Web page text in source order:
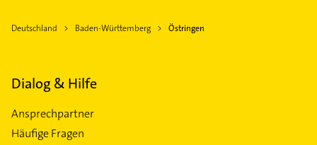
Deutschland Baden-Württemberg Östringen
Dialog & Hilfe
Ansprechpartner
Häufige Fragen